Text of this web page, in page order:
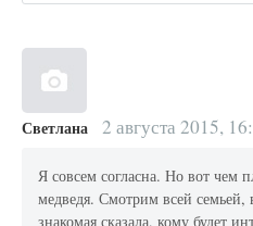
Светлана 2 августа 2015,
Я совсем согласна. Но вот чем
медведя. Смотрим всей семьей,
знакомая сказала, кому будет